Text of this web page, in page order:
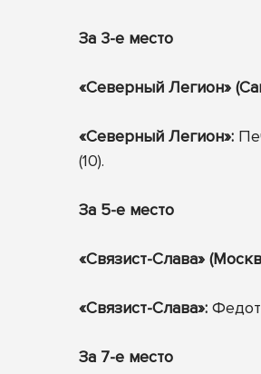
За 3-е место
«Северный Легион»
«Северный Легион»:
(10).
За 5-е место
«Связист-Слава»
«Связист-Слава»:
За 7-е место